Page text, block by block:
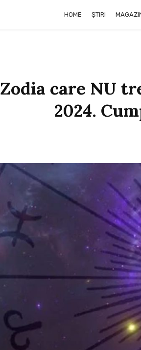
HOME ȘTIRI
Zodia care NU
2024.